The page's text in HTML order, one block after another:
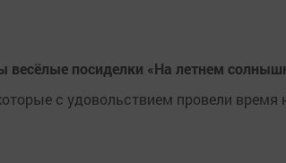
весёлые посиделки «На летнем
с удовольствием провели время